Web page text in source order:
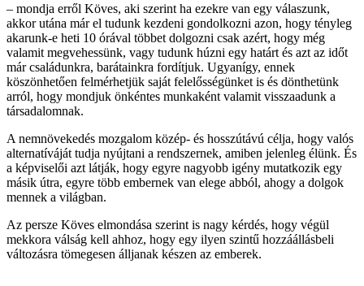
– mondja erről Köves, aki szerint ha ezekre van egy válaszunk,
akkor utána már el tudunk kezdeni gondolkozni azon, hogy tényleg
akarunk-e heti 10 órával többet dolgozni csak azért, hogy még
valamit megvehessünk, vagy tudunk húzni egy határt és azt az időt
már családunkra, barátainkra fordítjuk. Ugyanígy, ennek
köszönhetően felmérhetjük saját felelősségünket is és dönthetünk
arról, hogy mondjuk önkéntes munkaként valamit visszaadunk a
társadalomnak.
A nemnövekedés mozgalom közép- és hosszútávú célja, hogy valós
alternatíváját tudja nyújtani a rendszernek, amiben jelenleg élünk. És
a képviselői azt látják, hogy egyre nagyobb igény mutatkozik egy
másik útra, egyre több embernek van elege abból, ahogy a dolgok
mennek a világban.
Az persze Köves elmondása szerint is nagy kérdés, hogy végül
mekkora válság kell ahhoz, hogy egy ilyen szintű hozzáállásbeli
változásra tömegesen álljanak készen az emberek.